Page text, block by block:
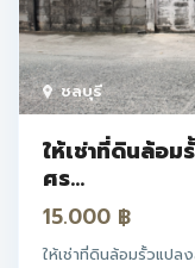
ชลบุรี
ให้เช่าที่ดินล้อม
ศร...
15.000 ฿
ให้เช่าที่ดินล้อมรั้วแปล